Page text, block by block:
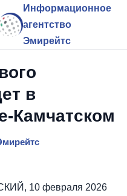
Информационное
агентство
Эмирейтс
в
Камчатском
10 февраля 2026